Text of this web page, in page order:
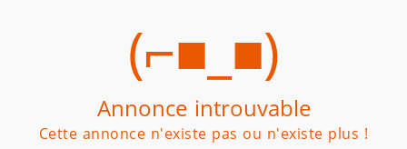
(⌐■_■)
Annonce introuvable
Cette annonce n'existe pas ou n'existe plus !